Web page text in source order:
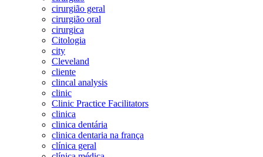
cirurgião geral
cirurgião oral
cirurgica
Citologia
city
Cleveland
cliente
clincal analysis
clinic
Clinic Practice Facilitators
clinica
clinica dentária
clinica dentaria na frança
clínica geral